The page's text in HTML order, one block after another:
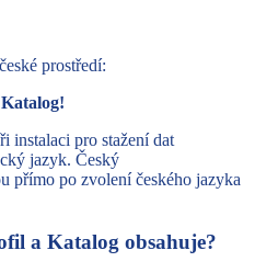
prostředí:
instalaci pro stažení dat
jazyk. Český
přímo po zvolení českého jazyka
a Katalog obsahuje?